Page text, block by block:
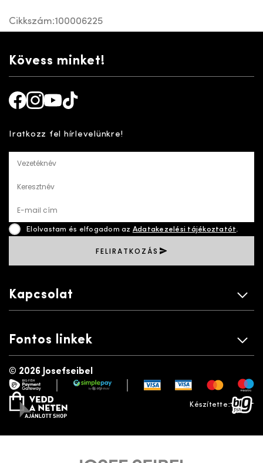
Cikkszám:100006225
Kövess minket!
Iratkozz fel hírlevelünkre!
Vezetéknév
Keresztnév
E-mail cím
Elolvastam és elfogadom az Adatakezelési tájékoztatót.
FELIRATKOZÁS
Kapcsolat
Fontos linkek
© 2026 Josefseibel
payment gatewaysimplepay
vedd a neten
Készítette:bigfish